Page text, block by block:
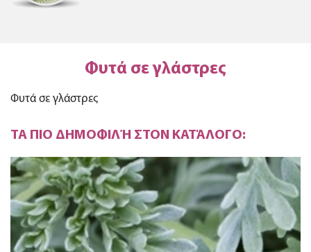
Φυτά σε γλάστρες
Φυτά σε γλάστρες
ΤΑ ΠΙΟ ΔΗΜΟΦΙΛΉ ΣΤΟΝ ΚΑΤΆΛΟΓΟ: